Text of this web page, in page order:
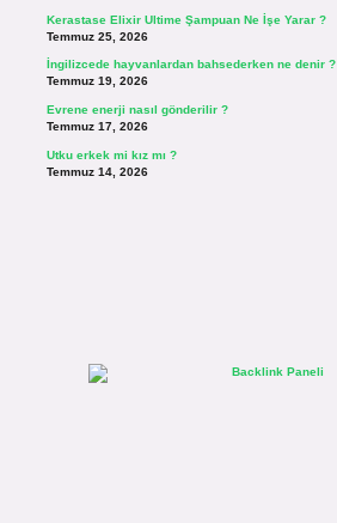
Kerastase Elixir Ultime Şampuan Ne İşe Yarar ?
Temmuz 25, 2026
İngilizcede hayvanlardan bahsederken ne denir ?
Temmuz 19, 2026
Evrene enerji nasıl gönderilir ?
Temmuz 17, 2026
Utku erkek mi kız mı ?
Temmuz 14, 2026